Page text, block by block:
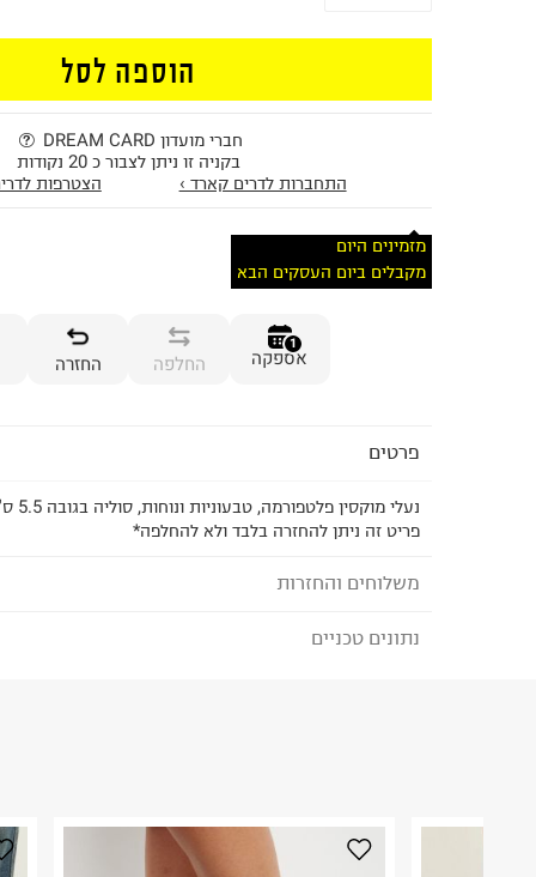
הוספה לסל
חברי מועדון DREAM CARD
בקניה זו ניתן לצבור כ 20 נקודות
התחברות לדרים קארד ›
הצטרפות
מזמינים היום
מקבלים ביום העסקים הבא
1
אספקה החלפה החזרה
פרטים
נעלי מוקסין פלטפורמה, טבעוניות ונוחות, סוליה בגובה 5.5 ס"מ
פריט זה ניתן להחזרה בלבד ולא להחלפה*
משלוחים והחזרות
לבחירת בשיטת המשלוח המתאימה לכם,
לפני החזרת החבילה, חשוב להדביק את מדבקת
נתונים טכניים